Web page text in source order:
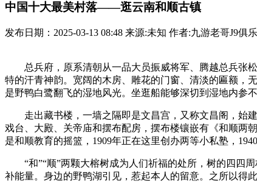
中国十大最美村落——逛云南和顺古镇
发布日期：2025-03-13 08:48 来源:未知 作者:九游老哥J9俱
总兵府，原系清朝从一品大员振威将军、腾越总兵张松
特的汗青神韵。宽阔的木房、雕花的门窗、清淡的匾额，
是野鸭白鹭翻飞的湿地风光。坐逛船能够深切到湿地内参
走出藏书楼，一墙之隔即是文昌宫，又称文昌阁，始建
戏台、大殿、关帝庙和摆布配房，摆布楼镶嵌有《和顺两
是和顺教育的摇篮，1909年正在这里创办两等小私塾，
“和”“顺”两颗大榕树成为人们祈福的处所，树的四四周
补能量。身边的野鸭湖引见，惹起本人的留意。之所以得